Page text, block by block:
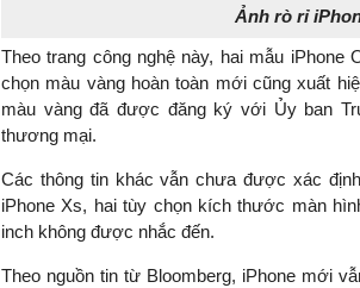
Ảnh rò rỉ
Theo trang công nghệ này, hai mẫu
chọn màu vàng hoàn toàn mới cũng xuất
màu vàng đã được đăng ký với Ủy ban
thương mại.
Các thông tin khác vẫn chưa được xác
iPhone Xs, hai tùy chọn kích thước màn
inch không được nhắc đến.
Theo nguồn tin từ Bloomberg, iPhone mới